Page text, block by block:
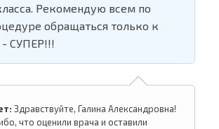
Рекомендую всем по
обращаться только к
- СУПЕР!!!
Здравствуйте, Галина Александровна!
что оценили врача и оставили